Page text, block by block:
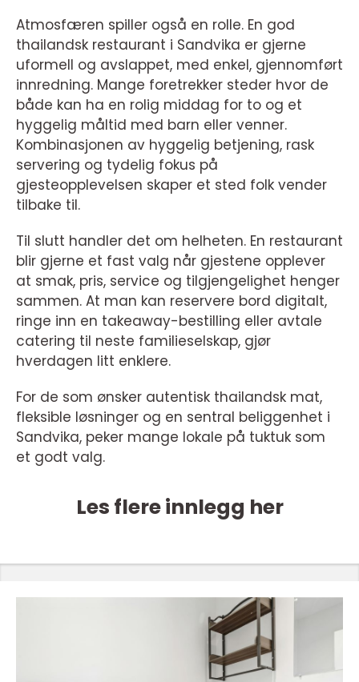
Atmosfæren spiller også en rolle. En god
thailandsk restaurant i Sandvika er gjerne
uformell og avslappet, med enkel, gjennomført
innredning. Mange foretrekker steder hvor de
både kan ha en rolig middag for to og et
hyggelig måltid med barn eller venner.
Kombinasjonen av hyggelig betjening, rask
servering og tydelig fokus på
gjesteopplevelsen skaper et sted folk vender
tilbake til.
Til slutt handler det om helheten. En restaurant
blir gjerne et fast valg når gjestene opplever
at smak, pris, service og tilgjengelighet henger
sammen. At man kan reservere bord digitalt,
ringe inn en takeaway-bestilling eller avtale
catering til neste familieselskap, gjør
hverdagen litt enklere.
For de som ønsker autentisk thailandsk mat,
fleksible løsninger og en sentral beliggenhet i
Sandvika, peker mange lokale på tuktuk som
et godt valg.
Les flere innlegg her